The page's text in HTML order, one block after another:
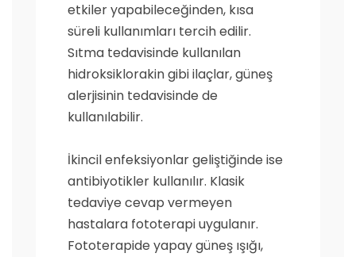
etkiler yapabileceğinden, kısa
süreli kullanımları tercih edilir.
Sıtma tedavisinde kullanılan
hidroksiklorakin gibi ilaçlar, güneş
alerjisinin tedavisinde de
kullanılabilir.
İkincil enfeksiyonlar geliştiğinde ise
antibiyotikler kullanılır. Klasik
tedaviye cevap vermeyen
hastalara fototerapi uygulanır.
Fototerapide yapay güneş ışığı,